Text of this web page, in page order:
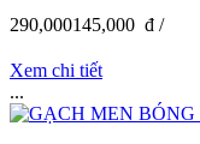
290,000145,000 đ /
Xem chi tiết
...